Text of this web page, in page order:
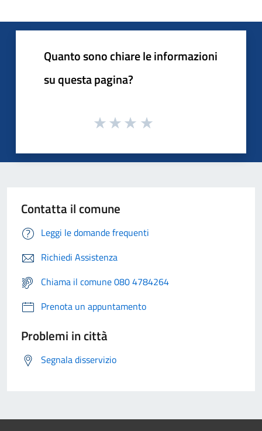
Quanto sono chiare le informazioni
su questa pagina?
Contatta il comune
Leggi le domande frequenti
Richiedi Assistenza
Chiama il comune 080 4784264
Prenota un appuntamento
Problemi in città
Segnala disservizio